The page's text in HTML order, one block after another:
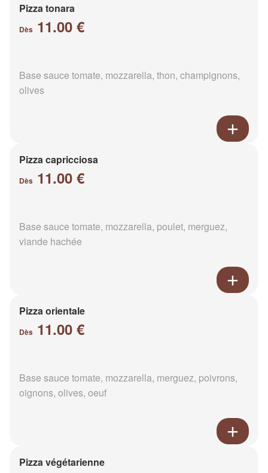
Pizza tonara
Dès 11.00 €
Base sauce tomate, mozzarella, thon, champignons,
olives
Pizza capricciosa
Dès 11.00 €
Base sauce tomate, mozzarella, poulet, merguez,
viande hachée
Pizza orientale
Dès 11.00 €
Base sauce tomate, mozzarella, merguez, poivrons,
oignons, olives, oeuf
Pizza végétarienne